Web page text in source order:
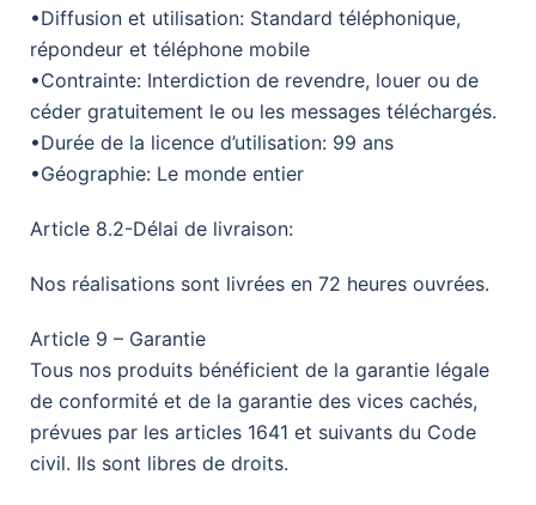
•Diffusion et utilisation: Standard téléphonique,
répondeur et téléphone mobile
•Contrainte: Interdiction de revendre, louer ou de
céder gratuitement le ou les messages téléchargés.
•Durée de la licence d’utilisation: 99 ans
•Géographie: Le monde entier
Article 8.2-Délai de livraison:
Nos réalisations sont livrées en 72 heures ouvrées.
Article 9 – Garantie
Tous nos produits bénéficient de la garantie légale
de conformité et de la garantie des vices cachés,
prévues par les articles 1641 et suivants du Code
civil. Ils sont libres de droits.